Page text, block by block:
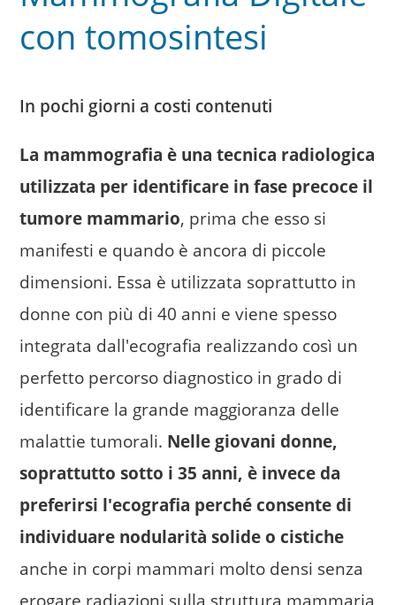
con tomosintesi
In pochi giorni a costi contenuti
La mammografia è una tecnica radiologica
utilizzata per identificare in fase precoce il
tumore mammario, prima che esso si
manifesti e quando è ancora di piccole
dimensioni. Essa è utilizzata soprattutto in
donne con più di 40 anni e viene spesso
integrata dall'ecografia realizzando così un
perfetto percorso diagnostico in grado di
identificare la grande maggioranza delle
malattie tumorali. Nelle giovani donne,
soprattutto sotto i 35 anni, è invece da
preferirsi l'ecografia perché consente di
individuare nodularità solide o cistiche
anche in corpi mammari molto densi senza
Prenotazioni Online